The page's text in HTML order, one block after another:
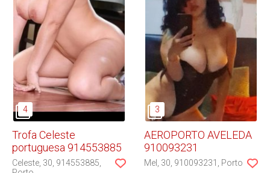
Trofa Celeste
portuguesa 914553885
Celeste 30 914553885
AEROPORTO AVELEDA
910093231
Mel 30 910093231 Porto